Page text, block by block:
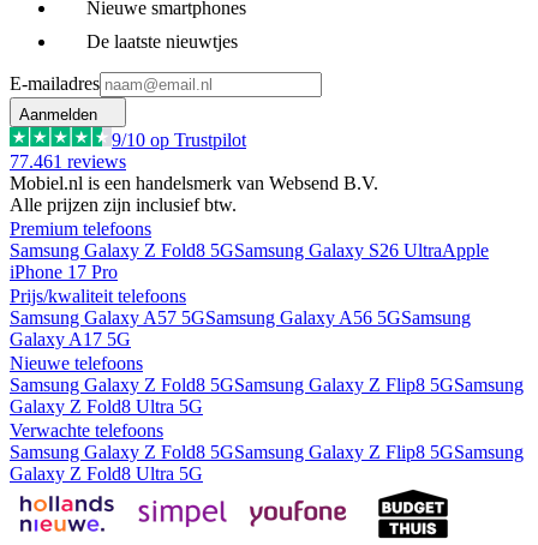
Nieuwe smartphones
De laatste nieuwtjes
E-mailadres
Aanmelden
9/10 op Trustpilot
77.461 reviews
Mobiel.nl is een handelsmerk van Websend B.V.
Alle prijzen zijn inclusief btw.
Premium telefoons
Samsung Galaxy Z Fold8 5GSamsung Galaxy S26 UltraApple
iPhone 17 Pro
Prijs/kwaliteit telefoons
Samsung Galaxy A57 5GSamsung Galaxy A56 5GSamsung
Galaxy A17 5G
Nieuwe telefoons
Samsung Galaxy Z Fold8 5GSamsung Galaxy Z Flip8 5GSamsung
Galaxy Z Fold8 Ultra 5G
Verwachte telefoons
Samsung Galaxy Z Fold8 5GSamsung Galaxy Z Flip8 5GSamsung
Galaxy Z Fold8 Ultra 5G